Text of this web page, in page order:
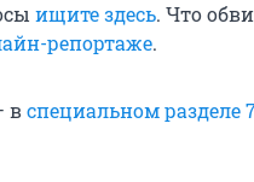
ищите здесь. Что
репортаже.
вспециальном разделе